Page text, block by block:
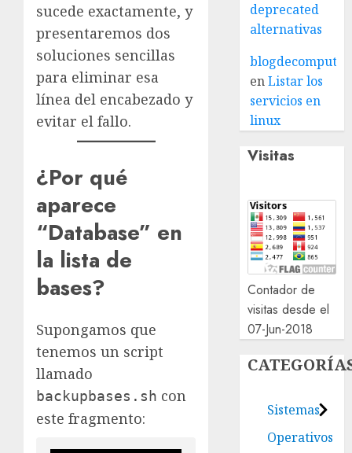
sucede exactamente, y
presentaremos dos
soluciones sencillas
para eliminar esa
línea del encabezado y
evitar el fallo.
¿Por qué
aparece
“Database” en
la lista de
bases?
Supongamos que
tenemos un script
llamado
backupbases.sh con
este fragmento:
deprecated
alternativas
enListar los
servicios en
linux
Visitas
Contador de
visitas desde el
07-Jun-2018
Sistemas
Operativos